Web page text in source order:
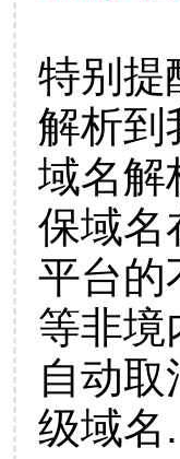
特别提
解析到
域名解
保域名
平台的
等非境
自动
级域名.